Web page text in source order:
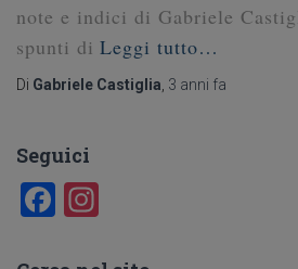
note e indici di Gabriele
spunti di Leggi tutto…
Di Gabriele Castiglia 3 anni fa
Seguici
F